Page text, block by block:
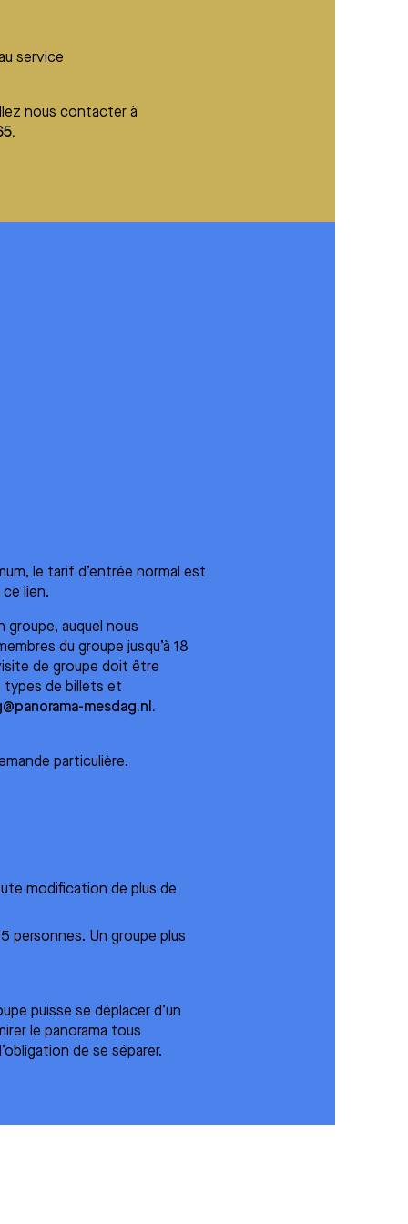
service
nous contacter à
le tarif d’entrée normal est
lien.
groupe, auquel nous
du groupe jusqu’à 18
de groupe doit être
types de billets et
mesdag.nl.
particulière.
modification de plus de
personnes. Un groupe plus
puisse se déplacer d’un
le panorama tous
de se séparer.